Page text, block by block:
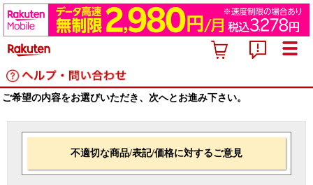
ご希望の内容をお選びいただき、次へとお進み下さい。
不適切な商品/表記/価格に対するご意見